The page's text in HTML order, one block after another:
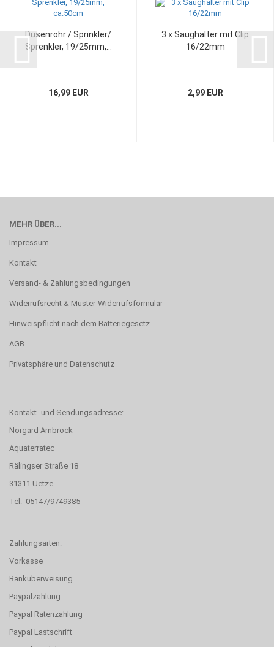
Düsenrohr / Sprinkler/
Sprenkler, 19/25mm,...
16,99 EUR
3 x Saughalter mit Clip
16/22mm
2,99 EUR
MEHR ÜBER...
Impressum
Kontakt
Versand- & Zahlungsbedingungen
Widerrufsrecht & Muster-Widerrufsformular
Hinweispflicht nach dem Batteriegesetz
AGB
Privatsphäre und Datenschutz
Kontakt- und Sendungsadresse:
Norgard Ambrock
Aquaterratec
Rälingser Straße 18
31311 Uetze
Tel: 05147/9749385
Zahlungsarten:
Vorkasse
Banküberweisung
Paypalzahlung
Paypal Ratenzahlung
Paypal Lastschrift